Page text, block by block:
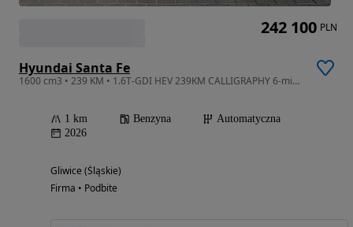
Hyundai Santa Fe
1600 cm3 • 239 KM • 1.6T-GDI HEV 239KM CALLIGRAPHY 6-miejscowy Dostępny w Keller Gliwice
1 km Benzyna
Automatyczna
2026
Gliwice (Śląskie)
Firma • Podbite
242 100 PLN